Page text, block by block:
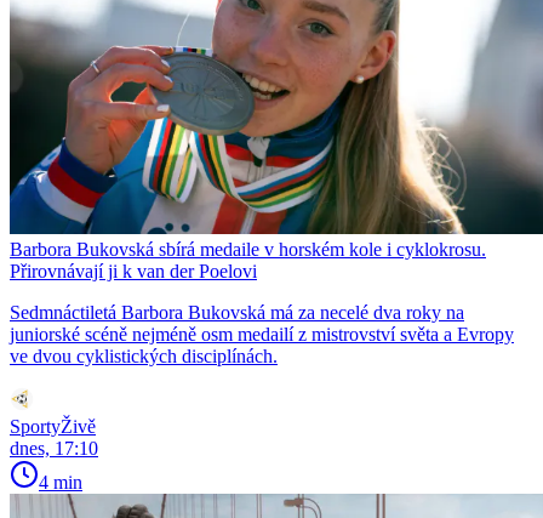
Barbora Bukovská sbírá medaile v horském kole i cyklokrosu.
Přirovnávají ji k van der Poelovi
Sedmnáctiletá Barbora Bukovská má za necelé dva roky na
juniorské scéně nejméně osm medailí z mistrovství světa a Evropy
ve dvou cyklistických disciplínách.
SportyŽivě
dnes, 17:10
4 min